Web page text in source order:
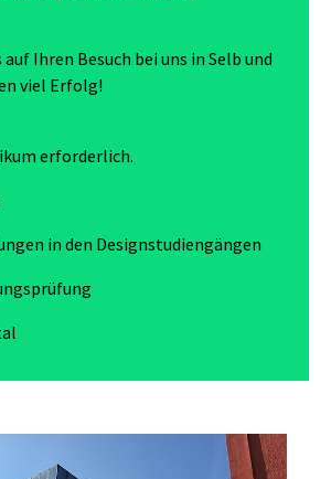
Ihren Besuch bei uns in Selb und
viel Erfolg!
erforderlich.
in den Designstudiengängen